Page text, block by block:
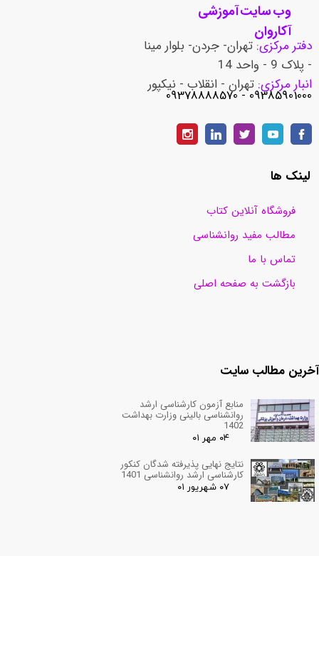
دفتر مرکزی: تهران- جردن- بلوار مینا
- پلاک 9 - واحد 14
انبار مرکزی: تهران - انقلاب - نیکپور
​​​​​​​09385901000 - 09378888570
وب سایت آموزشی
آکاروان
لینک ها
فروشگاه آنلاین کتاب
مطالب مفید روانشناسی
تماس با ما
بازگشت به صفحه اصلی
آخرین مطالب سایت
منابع آزمون کارشناسی ارشد
روانشناسی بالینی وزارت بهداشت
1402
۰۴ مهر ۰۱
نتایج نهایی پذیرفته شدگان کنکور
کارشناسی ارشد روانشناسی 1401
۰۷ شهریور ۰۱